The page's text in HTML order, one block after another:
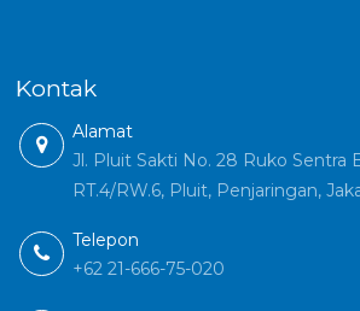
Kontak
Alamat
Jl. Pluit Sakti No. 28 Ruko Sentra
RT.4/RW.6, Pluit, Penjaringan,
Telepon
+62 21-666-75-020